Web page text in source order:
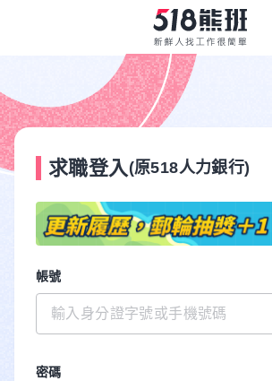
求職登入 (原518人力銀行)
帳號
密碼